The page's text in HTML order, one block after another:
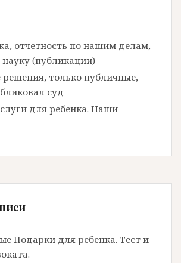
отчетность по нашим делам,
(публикации)
решения, только публичные,
суд
для ребенка. Наши
Подарки для ребенка. Тест и